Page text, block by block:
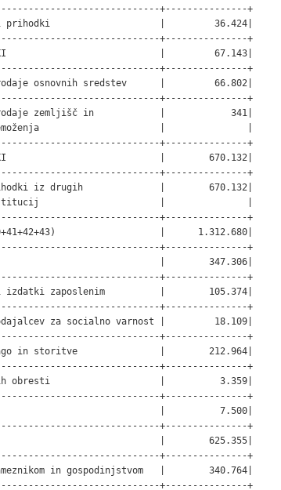
+---------------+
prihodki                    |         36.424|
+---------------+
|         67.143|
+---------------+
osnovnih sredstev      |         66.802|
+---------------+
zemljišč in            |            341|
|               |
+---------------+
|        670.132|
+---------------+
iz drugih              |        670.132|
institucij                      |               |
+---------------+
(40+41+42+43)                   |      1.312.680|
+---------------+
|        347.306|
+---------------+
izdatki zaposlenim          |        105.374|
+---------------+
za socialno varnost |         18.109|
+---------------+
in storitve               |        212.964|
+---------------+
obresti                    |          3.359|
+---------------+
|          7.500|
+---------------+
|        625.355|
+---------------+
in gospodinjstvom   |        340.764|
+---------------+